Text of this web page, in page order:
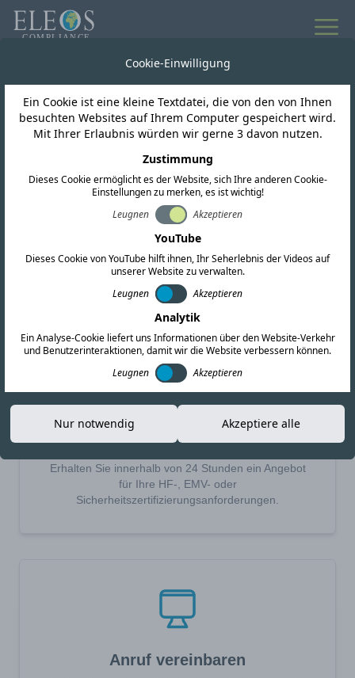
FORDERN SIE EIN ANGEBOT AN
Kontaktieren Sie uns noch
heute
Wir unterstützen Sie bei all Ihren globalen
Compliance-Anforderungen. Füllen Sie das
untenstehende Formular aus oder wenden Sie
sich direkt an unsere Niederlassungen weltweit.
Angebot anfordern
Erhalten Sie innerhalb von 24 Stunden ein Angebot
für Ihre HF-, EMV- oder
Sicherheitszertifizierungsanforderungen.
Anruf vereinbaren
Cookie-Einwilligung
Ein Cookie ist eine kleine Textdatei, die von den von Ihnen
besuchten Websites auf Ihrem Computer gespeichert wird.
Mit Ihrer Erlaubnis würden wir gerne 3 davon nutzen.
Zustimmung
Dieses Cookie ermöglicht es der Website, sich Ihre anderen Cookie-
Einstellungen zu merken, es ist wichtig!
Leugnen
Akzeptieren
YouTube
Dieses Cookie von YouTube hilft ihnen, Ihr Seherlebnis der Videos auf
unserer Website zu verwalten.
Leugnen
Akzeptieren
Analytik
Ein Analyse-Cookie liefert uns Informationen über den Website-Verkehr
und Benutzerinteraktionen, damit wir die Website verbessern können.
Leugnen
Akzeptieren
Nur notwendig Akzeptiere alle